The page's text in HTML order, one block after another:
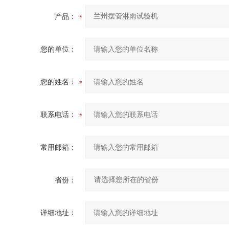
产品：
您的单位：
您的姓名：
联系电话：
常用邮箱：
省份：
详细地址：